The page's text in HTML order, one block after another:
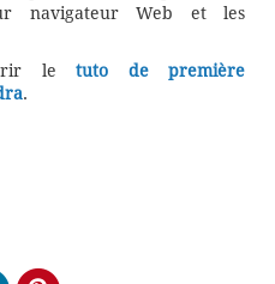
navigateur Web et les
le tuto de première
.